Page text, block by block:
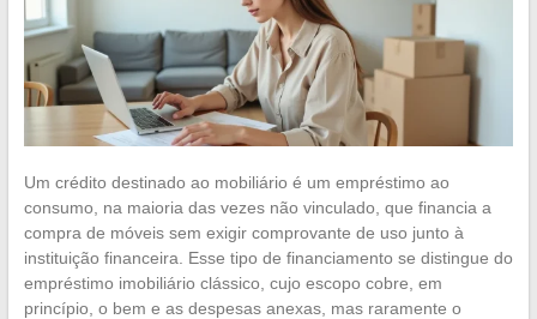
Um crédito destinado ao mobiliário é um empréstimo ao
consumo, na maioria das vezes não vinculado, que financia a
compra de móveis sem exigir comprovante de uso junto à
instituição financeira. Esse tipo de financiamento se distingue do
empréstimo imobiliário clássico, cujo escopo cobre, em
princípio, o bem e as despesas anexas, mas raramente o